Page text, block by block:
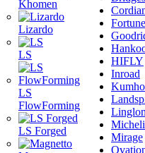
Khomen
Lizardo
LS
LS
FlowForming
LS Forged
Fortune
HIFLY
Inroad
Kumho
Mirage